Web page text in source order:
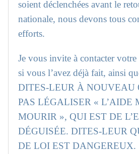
soient déclenchées avant le
nationale, nous devons tous
efforts.
Je vous invite à contacter
si vous l’avez déjà fait, ainsi
DITES-LEUR À NOUVEAU
PAS LÉGALISER « L’AIDE
MOURIR », QUI EST DE
DÉGUISÉE. DITES-LEUR
DE LOI EST DANGEREUX.